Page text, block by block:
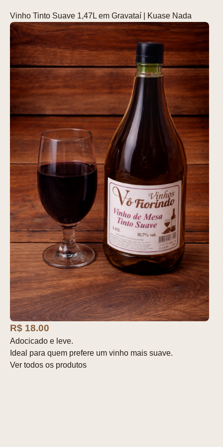
Vinho Tinto Suave 1,47L em Gravataí | Kuase Nada
R$ 18.00
Adocicado e leve.
Ideal para quem prefere um vinho mais suave.
Ver todos os produtos